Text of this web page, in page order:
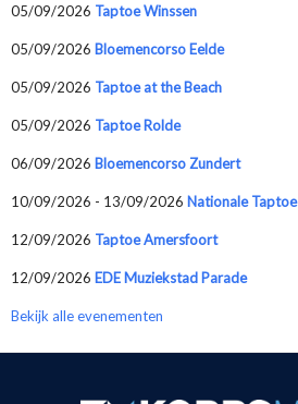
05/09/2026 Taptoe Winssen
05/09/2026 Bloemencorso Eelde
05/09/2026 Taptoe at the Beach
05/09/2026 Taptoe Rolde
06/09/2026 Bloemencorso Zundert
10/09/2026 - 13/09/2026 Nationale Taptoe
12/09/2026 Taptoe Amersfoort
12/09/2026 EDE Muziekstad Parade
Bekijk alle evenementen